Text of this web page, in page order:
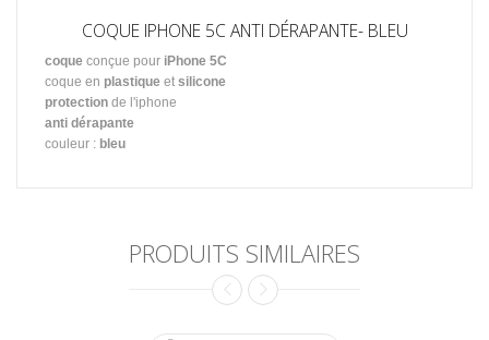
COQUE IPHONE 5C ANTI DÉRAPANTE- BLEU
coque conçue pour iPhone 5C
coque en plastique et silicone
protection de l'iphone
anti dérapante
couleur : bleu
PRODUITS SIMILAIRES